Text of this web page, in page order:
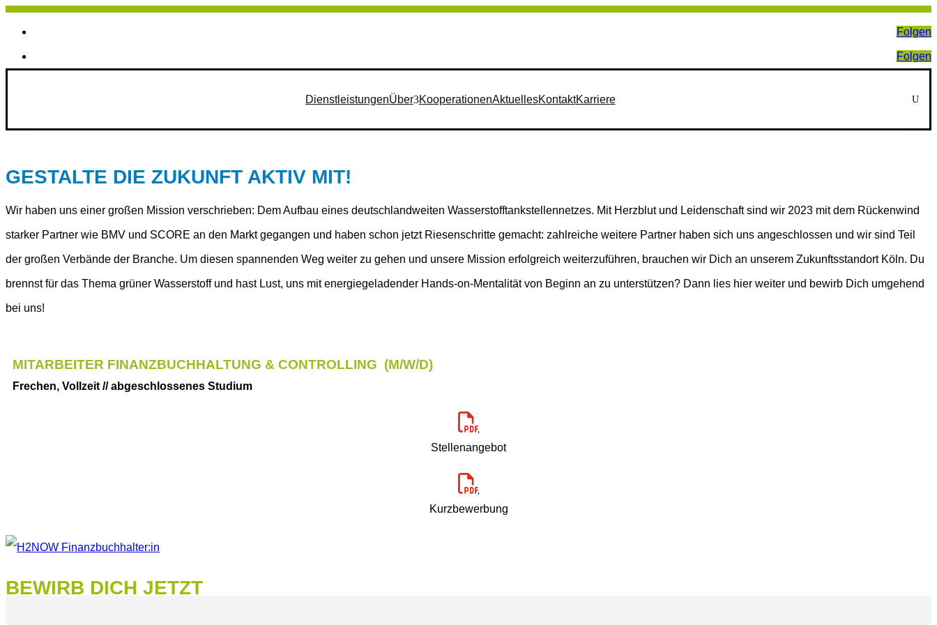
Folgen
Folgen
DienstleistungenÜber KooperationenAktuellesKontaktKarriere U
GESTALTE DIE ZUKUNFT AKTIV MIT!
Wir haben uns einer großen Mission verschrieben: Dem Aufbau eines deutschlandweiten Wasserstofftankstellennetzes. Mit Herzblut und Leidenschaft sind wir 2023 mit dem Rückenwind
starker Partner wie BMV und SCORE an den Markt gegangen und haben schon jetzt Riesenschritte gemacht: zahlreiche weitere Partner haben sich uns angeschlossen und wir sind Teil
der großen Verbände der Branche. Um diesen spannenden Weg weiter zu gehen und unsere Mission erfolgreich weiterzuführen, brauchen wir Dich an unserem Zukunftsstandort Köln. Du
brennst für das Thema grüner Wasserstoff und hast Lust, uns mit energiegeladender Hands-on-Mentalität von Beginn an zu unterstützen? Dann lies hier weiter und bewirb Dich umgehend
bei uns!
MITARBEITER FINANZBUCHHALTUNG & CONTROLLING (M/W/D)
Frechen, Vollzeit // abgeschlossenes Studium

Stellenangebot

Kurzbewerbung
BEWIRB DICH JETZT